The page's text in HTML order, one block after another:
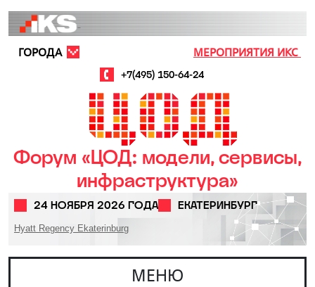
МЕРОПРИЯТИЯ ИКС
+7(495) 150-64-24
ГОРОДА
Форум «ЦОД: модели, сервисы,
инфраструктура»
24 НОЯБРЯ 2026 ГОДА ЕКАТЕРИНБУРГ
Hyatt Regency Ekaterinburg
МЕНЮ